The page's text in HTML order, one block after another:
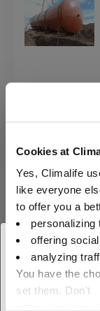
Cookies at
Yes, Climalife
like everyone
to offer you a
personalizing
offering
analyzing
You have the
set them. Don't
Wählen